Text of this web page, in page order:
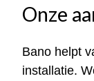
Onze
Bano helpt
installatie.